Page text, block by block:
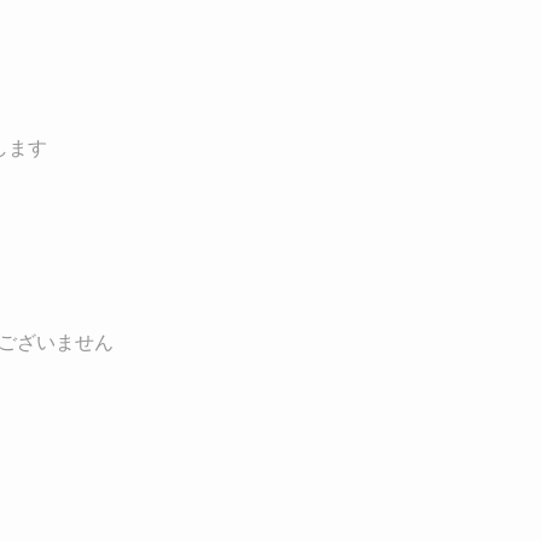
ます
ざいません